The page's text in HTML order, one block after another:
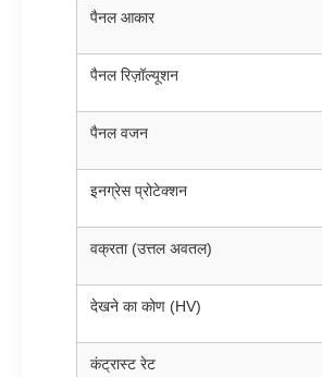
पैनल आकार
पैनल रिज़ॉल्यूशन
पैनल वजन
इनग्रेस प्रोटेक्शन
वक्रता (उत्तल अवतल)
देखने का कोण (HV)
कंट्रास्ट रेट